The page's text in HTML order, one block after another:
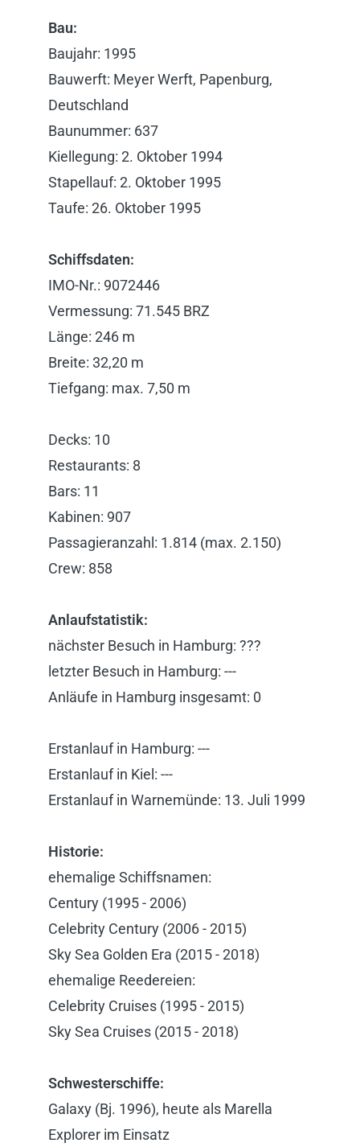
Bau:
Baujahr: 1995
Bauwerft: Meyer Werft, Papenburg,
Deutschland
Baunummer: 637
Kiellegung: 2. Oktober 1994
Stapellauf: 2. Oktober 1995
Taufe: 26. Oktober 1995
Schiffsdaten:
IMO-Nr.: 9072446
Vermessung: 71.545 BRZ
Länge: 246 m
Breite: 32,20 m
Tiefgang: max. 7,50 m
Decks: 10
Restaurants: 8
Bars: 11
Kabinen: 907
Passagieranzahl: 1.814 (max. 2.150)
Crew: 858
Anlaufstatistik:
nächster Besuch in Hamburg: ???
letzter Besuch in Hamburg: ---
Anläufe in Hamburg insgesamt: 0
Erstanlauf in Hamburg: ---
Erstanlauf in Kiel: ---
Erstanlauf in Warnemünde: 13. Juli 1999
Historie:
ehemalige Schiffsnamen:
Century (1995 - 2006)
Celebrity Century (2006 - 2015)
Sky Sea Golden Era (2015 - 2018)
ehemalige Reedereien:
Celebrity Cruises (1995 - 2015)
Sky Sea Cruises (2015 - 2018)
Schwesterschiffe:
Galaxy (Bj. 1996), heute als Marella
Explorer im Einsatz